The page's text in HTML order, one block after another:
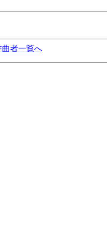
曲者一覧へ